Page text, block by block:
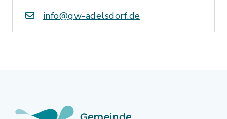
info@gw-adelsdorf.de